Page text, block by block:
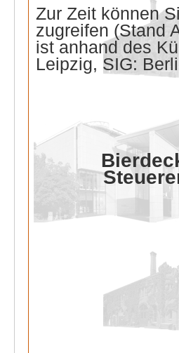
Zur Zeit können
zugreifen (Stand
ist anhand des
Leipzig, SIG: